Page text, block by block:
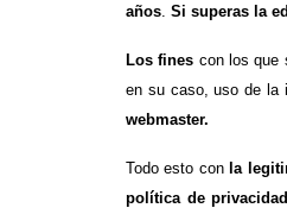
años Si superas la
Los fines con los que
en su caso, uso de la
webmaster.
Todo esto con la
política de privacidad